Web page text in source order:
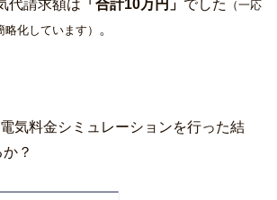
代請求額は 「合計10万円」 でした
（一応
化しています）
。
気料金シミュレーションを行った結
？